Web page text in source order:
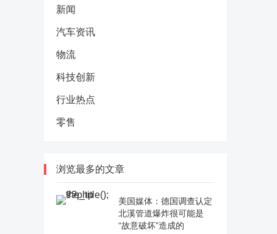
新闻
汽车资讯
物流
科技创新
行业热点
零售
浏览最多的文章
美国媒体：德国调查认定
北溪管道爆炸很可能是
“故意破坏”造成的